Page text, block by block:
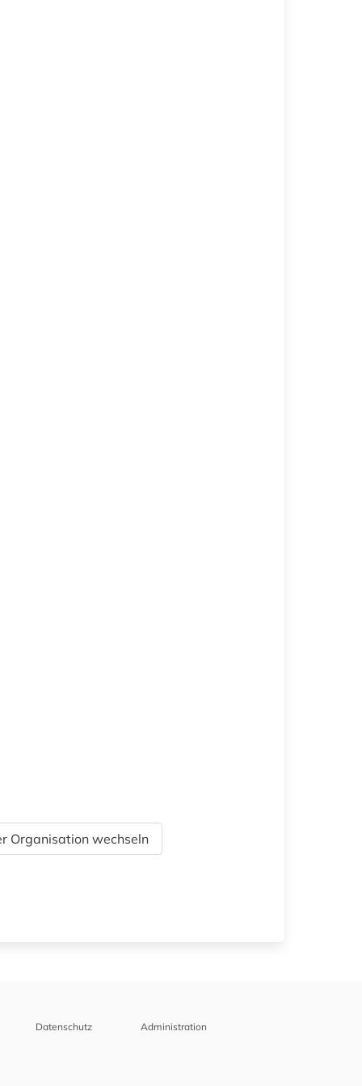
Organisation wechseln
Datenschutz Administration